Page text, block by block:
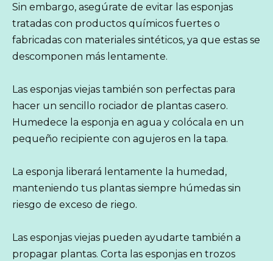
Sin embargo, asegúrate de evitar las esponjas
tratadas con productos químicos fuertes o
fabricadas con materiales sintéticos, ya que estas se
descomponen más lentamente.
Las esponjas viejas también son perfectas para
hacer un sencillo rociador de plantas casero.
Humedece la esponja en agua y colócala en un
pequeño recipiente con agujeros en la tapa.
La esponja liberará lentamente la humedad,
manteniendo tus plantas siempre húmedas sin
riesgo de exceso de riego.
Las esponjas viejas pueden ayudarte también a
propagar plantas. Corta las esponjas en trozos